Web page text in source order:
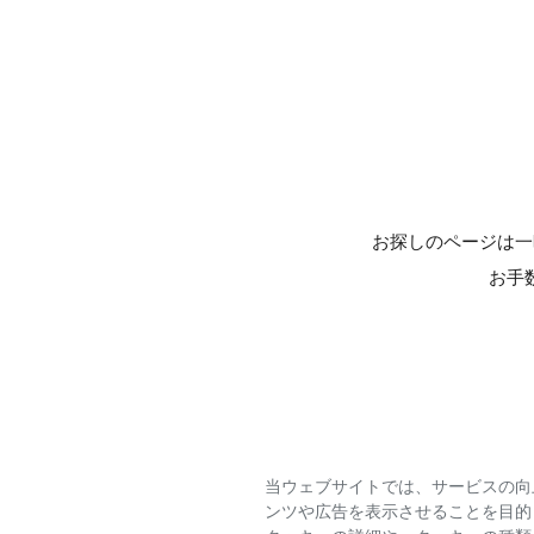
当ウェブサイトでは、サービスの
ンツや広告を表示させることを目
お探しのページは
お手